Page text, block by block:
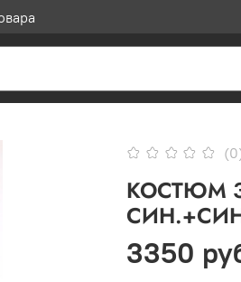
КОСТЮМ
3350